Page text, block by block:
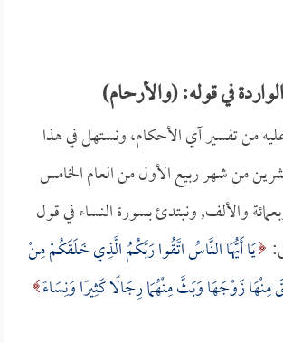
في قوله: (والأرحام)
من تفسير آي الأحكام، ونستهل في هذا
من شهر ربيع الأول من العام الخامس
والألف, ونبتدئ بسورة النساء في قول
يَا أَيُّهَا النَّاسُ اتَّقُوا رَبَّكُمُ الَّذِي خَلَقَكُمْ مِنْ
زَوْجَهَا وَبَثَّ مِنْهُمَا رِجَالًا كَثِيرًا وَنِسَاءً